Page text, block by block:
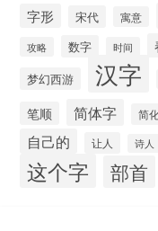
字形 宋代 寓意
攻略 数字 时间
梦幻西游 汉字
笔顺 简体字 简
自己的 让人 诗人
这个字 部首